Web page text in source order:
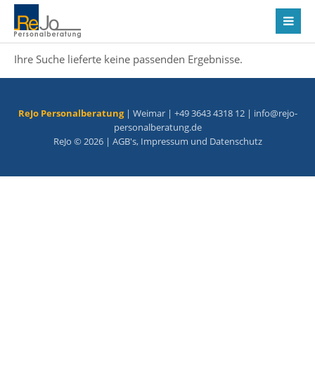
Ihre Suche lieferte keine passenden Ergebnisse.
ReJo Personalberatung| Weimar | +49 3643 4318 12 | info@rejo-
personalberatung.de
ReJo © 2026 | AGB's, Impressum und Datenschutz